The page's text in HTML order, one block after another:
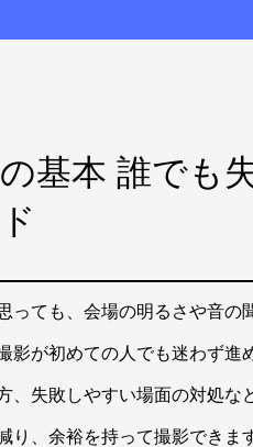
基本 誰でも
っても、会場の明るさや音の
影が初めての人でも迷わず進
、失敗しやすい場面の対処な
り、余裕を持って撮影できま